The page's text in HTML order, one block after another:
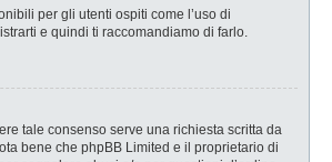
per gli utenti ospiti come l’uso di
e quindi ti raccomandiamo di farlo.
tale consenso serve una richiesta scritta da
bene che phpBB Limited e il proprietario di